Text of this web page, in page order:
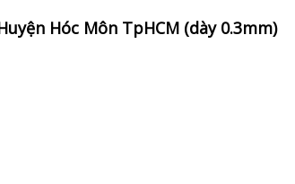
Hóc Môn TpHCM (dày 0.3mm)